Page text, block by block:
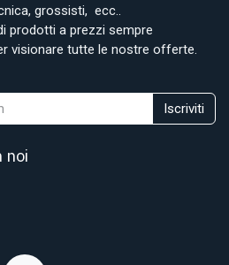
grossisti, ecc..
prodotti a prezzi sempre
visionare tutte le nostre offerte.
Iscriviti
noi